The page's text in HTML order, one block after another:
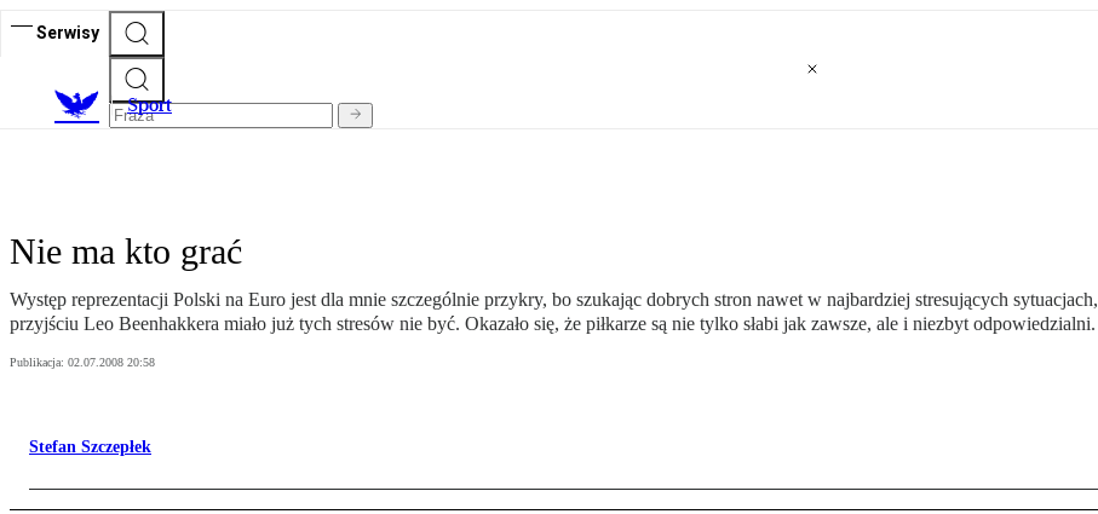
Serwisy
Sport
Nie ma kto grać
Występ reprezentacji Polski na Euro jest dla mnie szczególnie przykry, bo szukając dobrych stron nawet w najbardziej stresujących
przyjściu Leo Beenhakkera miało już tych stresów nie być. Okazało się, że piłkarze są nie tylko słabi jak zawsze, ale i niezbyt
Publikacja: 02.07.2008 20:58
Stefan Szczepłek